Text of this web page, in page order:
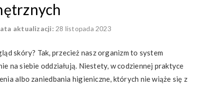
aktualizacji: 28 listopada 2023
skóry? Tak, przecież nasz organizm to system
na siebie oddziałują. Niestety, w codziennej praktyce
albo zaniedbania higieniczne, których nie wiąże się z